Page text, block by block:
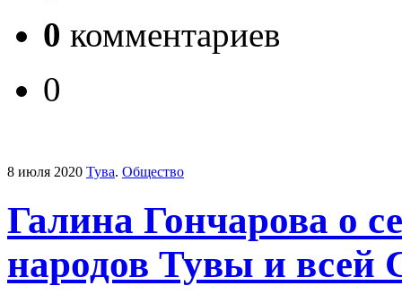
0 комментариев
0
8 июля 2020 Тува. Общество
Галина Гончарова о
народов Тувы и всей